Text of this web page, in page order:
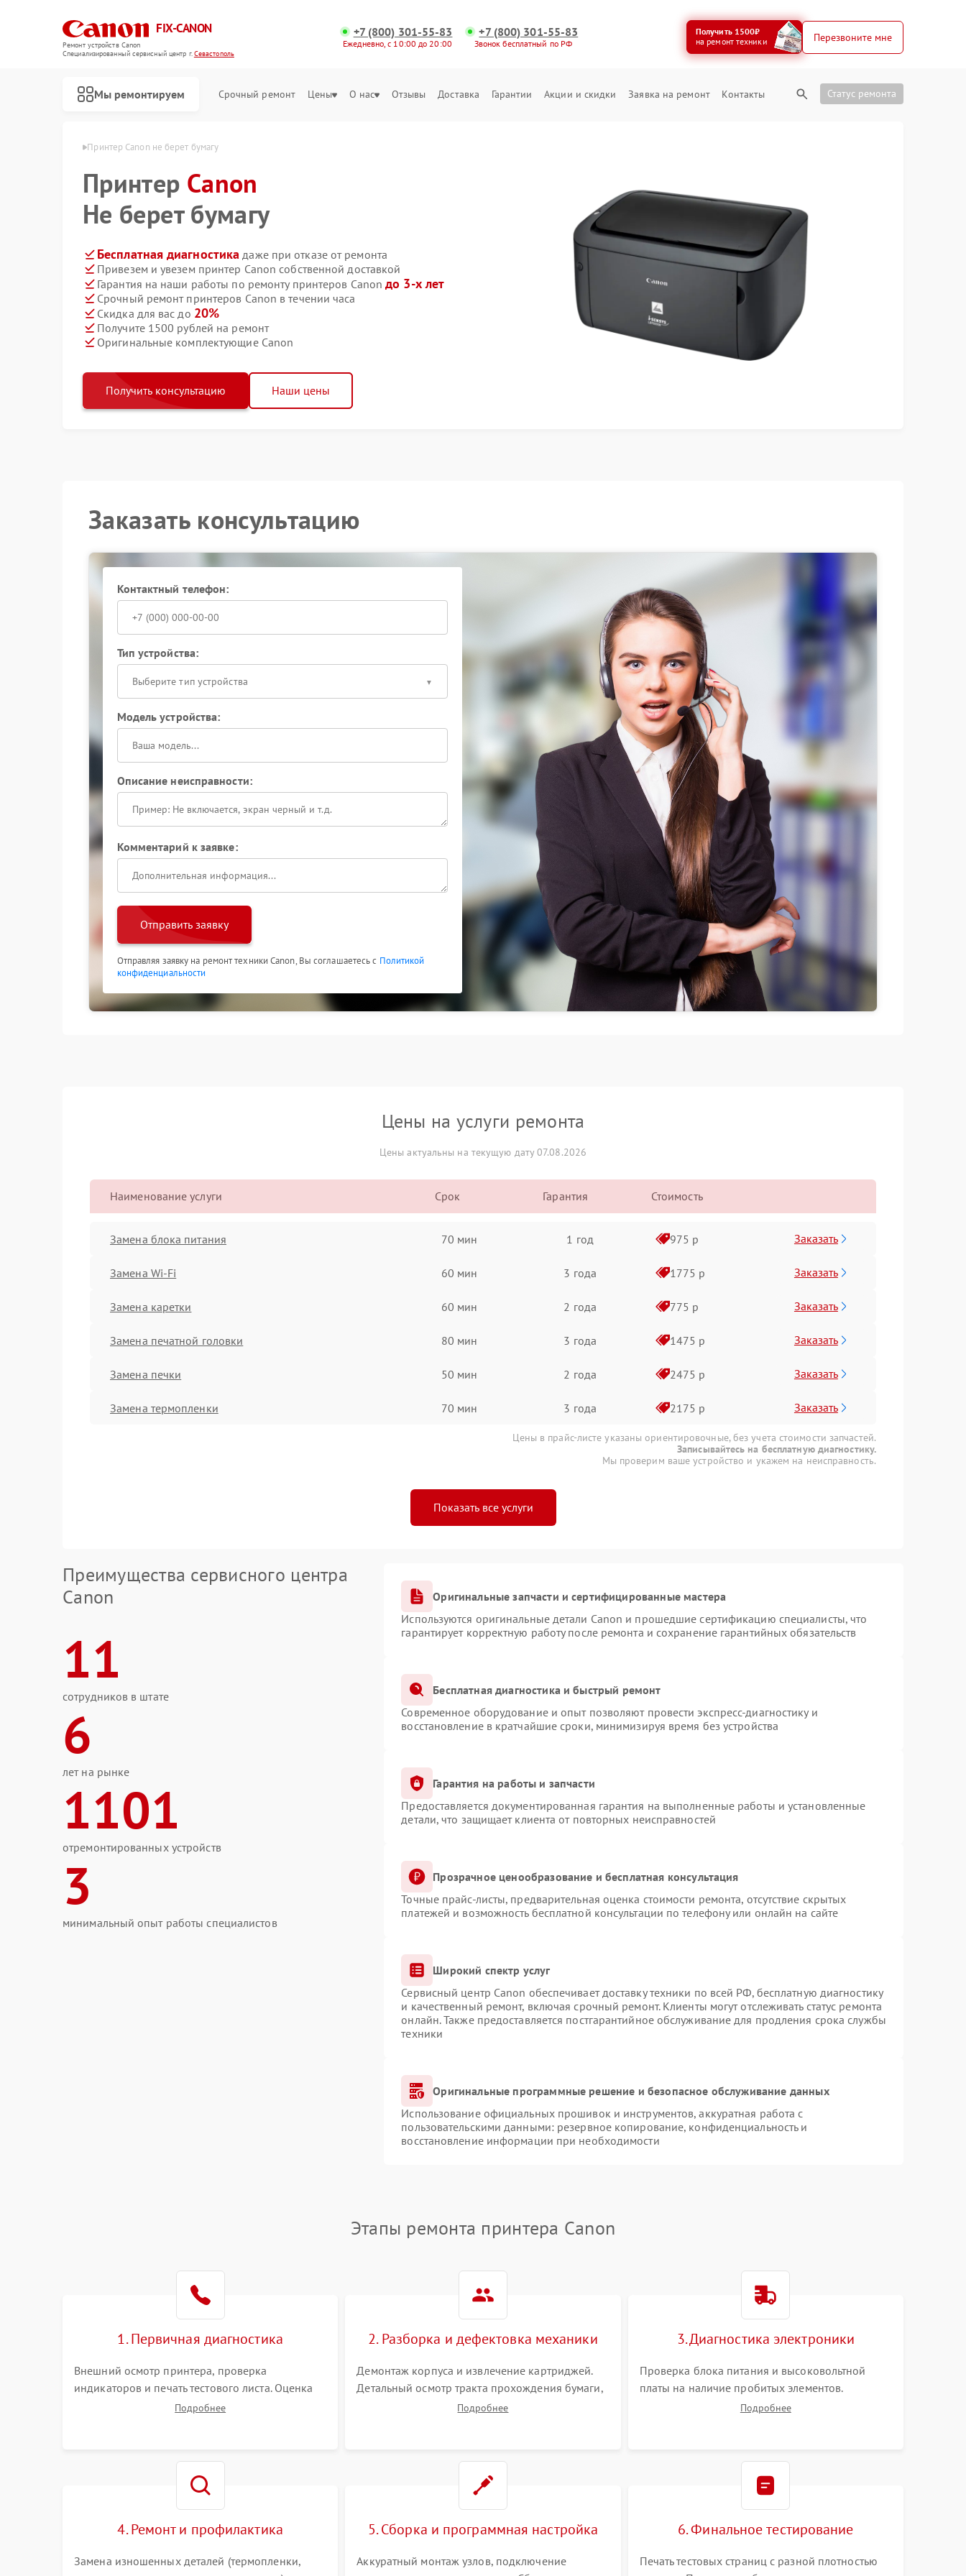
FIX-CANON
Ремонт устройств Canon
Специализированный cервисный центр г.Севастополь
+7 (800) 301-55-83
Ежедневно, с 10:00 до 20:00
+7 (800) 301-55-83
Звонок бесплатный по РФ
Получить 1500₽
на ремонт техники
Перезвоните мне
Мы ремонтируем Срочный ремонт Цены О нас Отзывы Доставка Гарантии Акции и скидки Заявка на ремонт Контакты Статус ремонта
в Севастополе Принтер Canon не берет бумагу
Принтер Canon
Не берет бумагу
Бесплатная диагностика даже при отказе от ремонта
Привезем и увезем принтер Canon собственной доставкой
Гарантия на наши работы по ремонту принтеров Canonдо 3-х лет
Срочный ремонт принтеров Canon в течении часа
Скидка для вас до 20%
Получите 1500 рублей на ремонт
Оригинальные комплектующие Canon
Получить консультацию Наши цены
Заказать консультацию
Контактный телефон:
Тип устройства:
Выберите тип устройства
Модель устройства:
Описание неисправности:
Комментарий к заявке:
Отправить заявку
Отправляя заявку на ремонт техники Canon, Вы соглашаетесь с Политикой
конфиденциальности
Цены на услуги ремонта
Цены актуальны на текущую дату 07.08.2026
Наименование услуги Срок Гарантия Стоимость
Замена блока питания 70 мин 1 год 975 р Заказать
Замена Wi-Fi 60 мин 3 года 1775 р Заказать
Замена каретки 60 мин 2 года 775 р Заказать
Замена печатной головки 80 мин 3 года 1475 р Заказать
Замена печки 50 мин 2 года 2475 р Заказать
Замена термопленки 70 мин 3 года 2175 р Заказать
Цены в прайс-листе указаны ориентировочные, без учета стоимости запчастей.
Записывайтесь на бесплатную диагностику.
Мы проверим ваше устройство и укажем на неисправность.
Показать все услуги
Преимущества сервисного центра
Canon
11
сотрудников в штате
6
лет на рынке
1101
отремонтированных устройств
3
минимальный опыт работы специалистов
Оригинальные запчасти и сертифицированные мастера
Используются оригинальные детали Canon и прошедшие сертификацию специалисты, что
гарантирует корректную работу после ремонта и сохранение гарантийных обязательств
Бесплатная диагностика и быстрый ремонт
Современное оборудование и опыт позволяют провести экспресс-диагностику и
восстановление в кратчайшие сроки, минимизируя время без устройства
Гарантия на работы и запчасти
Предоставляется документированная гарантия на выполненные работы и установленные
детали, что защищает клиента от повторных неисправностей
Прозрачное ценообразование и бесплатная консультация
Точные прайс-листы, предварительная оценка стоимости ремонта, отсутствие скрытых
платежей и возможность бесплатной консультации по телефону или онлайн на сайте
Широкий спектр услуг
Сервисный центр Canon обеспечивает доставку техники по всей РФ, бесплатную диагностику
и качественный ремонт, включая срочный ремонт. Клиенты могут отслеживать статус ремонта
онлайн. Также предоставляется постгарантийное обслуживание для продления срока службы
техники
Оригинальные программные решение и безопасное обслуживание данных
Использование официальных прошивок и инструментов, аккуратная работа с
пользовательскими данными: резервное копирование, конфиденциальность и
восстановление информации при необходимости
Этапы ремонта принтера Canon
1. Первичная диагностика
Внешний осмотр принтера, проверка
индикаторов и печать тестового листа. Оценка
работы механизма подачи бумаги, выявление
Подробнее
2. Разборка и дефектовка механики
Демонтаж корпуса и извлечение картриджей.
Детальный осмотр тракта прохождения бумаги,
шестерней привода, роликов захвата и узла
Подробнее
3. Диагностика электроники
Проверка блока питания и высоковольтной
платы на наличие пробитых элементов.
Тестирование платы форматирования,
Подробнее
4. Ремонт и профилактика
Замена изношенных деталей (термопленки,
5. Сборка и программная настройка
Аккуратный монтаж узлов, подключение
6. Финальное тестирование
Печать тестовых страниц с разной плотностью